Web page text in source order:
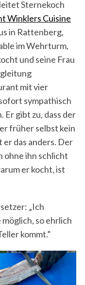
Sternekoch
Winklers Cuisine
in Rattenberg,
im Wehrturm,
und seine Frau
mit vier
sympathisch
gibt zu, dass der
früher selbst kein
das anders. Der
ohne ihn schlicht
er kocht, ist
„Ich
so ehrlich
kommt.”